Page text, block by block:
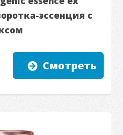
эссенция с
Смотреть